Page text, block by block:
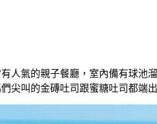
人氣的親子餐廳，室內備有球池
尖叫的金磚吐司跟蜜糖吐司都端